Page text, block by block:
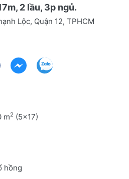
2 lầu, 3p ngủ.
Lộc, Quận 12, TPHCM
m2 (5x17)
hồng